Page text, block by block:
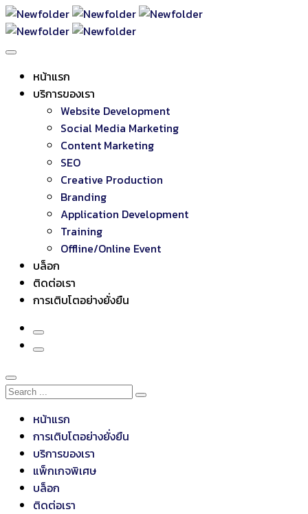
หน้าแรก
บริการของเรา
Website Development
Social Media Marketing
Content Marketing
SEO
Creative Production
Branding
Application Development
Training
Offline/Online Event
บล็อก
ติดต่อเรา
การเติบโตอย่างยั่งยืน
หน้าแรก
การเติบโตอย่างยั่งยืน
บริการของเรา
แพ็กเกจพิเศษ
บล็อก
ติดต่อเรา